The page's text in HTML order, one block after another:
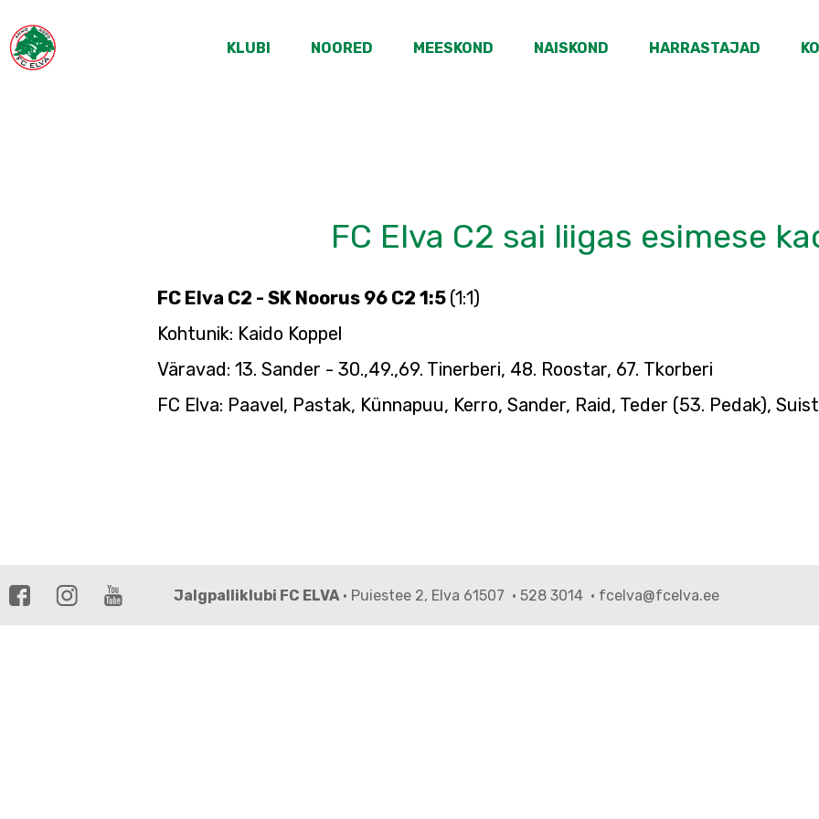
KLUBI NOORED MEESKOND NAISKOND HARRASTAJAD
FC Elva C2 sai liigas esimese
FC Elva C2 - SK Noorus 96 C2 1:5 (1:1)
Kohtunik: Kaido Koppel
Väravad: 13. Sander - 30.,49.,69. Tinerberi, 48. Roostar, 67. Tkorberi
FC Elva: Paavel, Pastak, Künnapuu, Kerro, Sander, Raid, Teder (53. Pedak),
Jalgpalliklubi FC ELVA · Puiestee 2, Elva 61507 · 528 3014 · fcelva@fcelva.ee